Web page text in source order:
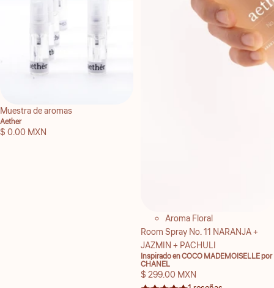
Muestra de aromas
Aether
$ 0.00 MXN
Aroma Floral
Room Spray No. 11 NARANJA +
JAZMIN + PACHULI
Inspirado en COCO MADEMOISELLE por
CHANEL
$ 299.00 MXN